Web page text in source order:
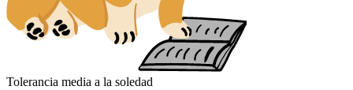
Tolerancia media a la soledad